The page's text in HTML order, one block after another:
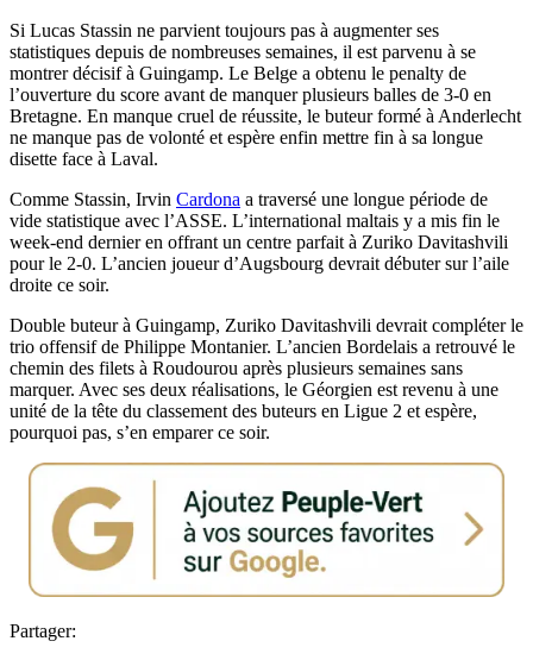
Si Lucas Stassin ne parvient toujours pas à augmenter ses
statistiques depuis de nombreuses semaines, il est parvenu à se
montrer décisif à Guingamp. Le Belge a obtenu le penalty de
l’ouverture du score avant de manquer plusieurs balles de 3-0 en
Bretagne. En manque cruel de réussite, le buteur formé à Anderlecht
ne manque pas de volonté et espère enfin mettre fin à sa longue
disette face à Laval.
Comme Stassin, Irvin Cardona a traversé une longue période de
vide statistique avec l’ASSE. L’international maltais y a mis fin le
week-end dernier en offrant un centre parfait à Zuriko Davitashvili
pour le 2-0. L’ancien joueur d’Augsbourg devrait débuter sur l’aile
droite ce soir.
Double buteur à Guingamp, Zuriko Davitashvili devrait compléter le
trio offensif de Philippe Montanier. L’ancien Bordelais a retrouvé le
chemin des filets à Roudourou après plusieurs semaines sans
marquer. Avec ses deux réalisations, le Géorgien est revenu à une
unité de la tête du classement des buteurs en Ligue 2 et espère,
pourquoi pas, s’en emparer ce soir.
Partager: